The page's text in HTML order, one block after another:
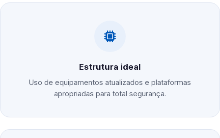
Estrutura ideal
Uso de equipamentos atualizados e plataformas
apropriadas para total segurança.